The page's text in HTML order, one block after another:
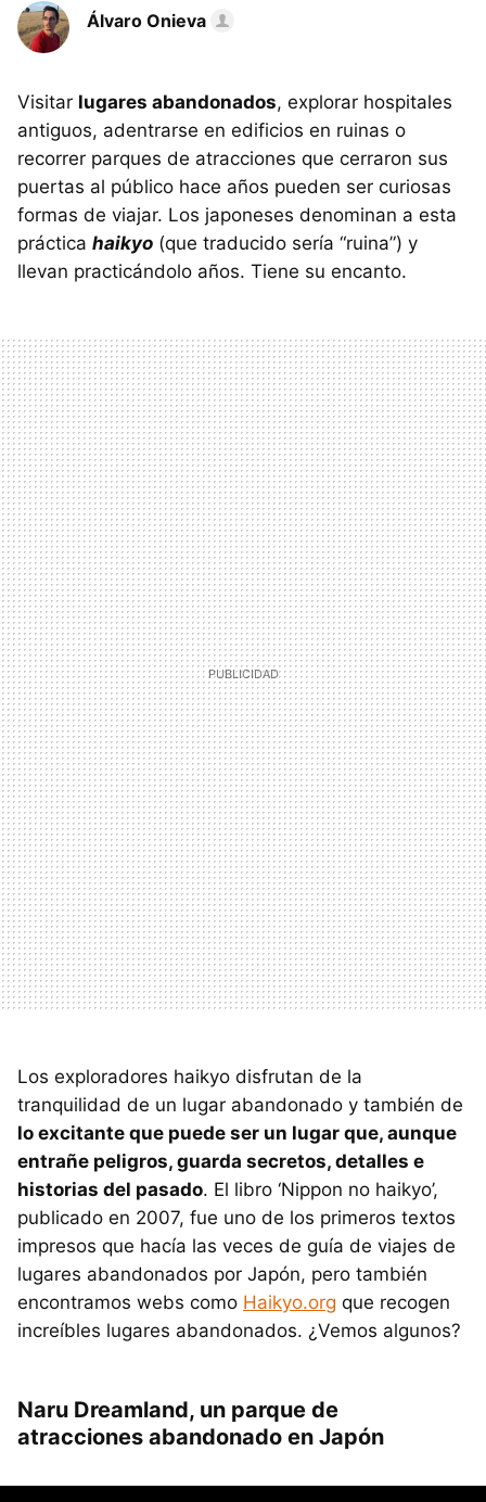
Álvaro Onieva
Visitar lugares abandonados, explorar hospitales
antiguos, adentrarse en edificios en ruinas o
recorrer parques de atracciones que cerraron sus
puertas al público hace años pueden ser curiosas
formas de viajar. Los japoneses denominan a esta
práctica haikyo (que traducido sería “ruina”) y
llevan practicándolo años. Tiene su encanto.
Los exploradores haikyo disfrutan de la
tranquilidad de un lugar abandonado y también de
lo excitante que puede ser un lugar que, aunque
entrañe peligros, guarda secretos, detalles e
historias del pasado. El libro ‘Nippon no haikyo’,
publicado en 2007, fue uno de los primeros textos
impresos que hacía las veces de guía de viajes de
lugares abandonados por Japón, pero también
encontramos webs como Haikyo.org que recogen
increíbles lugares abandonados. ¿Vemos algunos?
Naru Dreamland, un parque de
atracciones abandonado en Japón